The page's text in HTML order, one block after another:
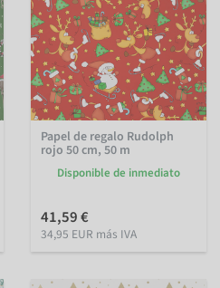
Papel de regalo Rudolph
rojo 50 cm, 50 m
Disponible de inmediato
41,59 €
34,95 EUR más IVA